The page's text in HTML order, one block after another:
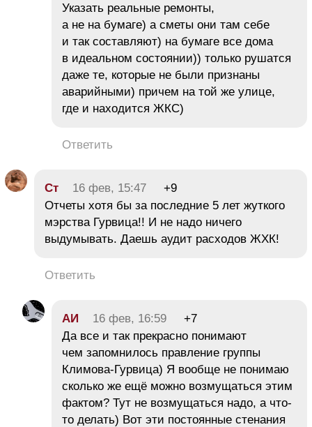
Указать реальные ремонты,
а не на бумаге) а сметы они там себе
и так составляют) на бумаге все дома
в идеальном состоянии)) только рушатся
даже те, которые не были признаны
аварийными) причем на той же улице,
где и находится ЖКС)
Ответить
Ст 16 фев, 15:47
+9
Отчеты хотя бы за последние 5 лет жуткого
мэрства Гурвица!! И не надо ничего
выдумывать. Даешь аудит расходов ЖХК!
Ответить
АИ 16 фев, 16:59
+7
Да все и так прекрасно понимают
чем запомнилось правление группы
Климова-Гурвица) Я вообще не понимаю
сколько же ещё можно возмущаться этим
фактом? Тут не возмущаться надо, а что-
то делать) Вот эти постоянные стенания